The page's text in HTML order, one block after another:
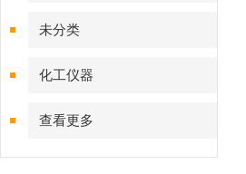
未分类
化工仪器
查看更多